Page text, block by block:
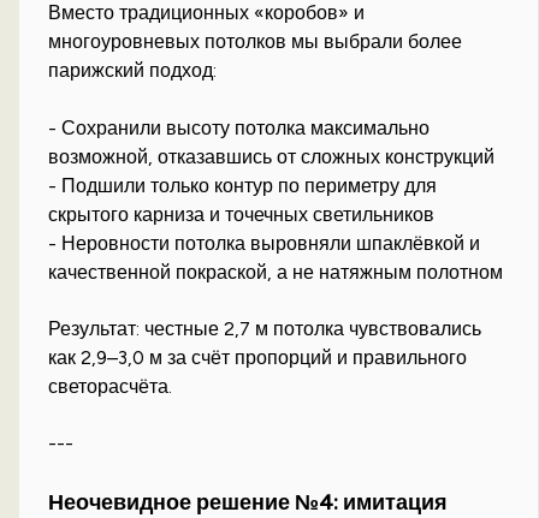
Вместо традиционных «коробов» и
многоуровневых потолков мы выбрали более
парижский подход:
- Сохранили высоту потолка максимально
возможной, отказавшись от сложных конструкций
- Подшили только контур по периметру для
скрытого карниза и точечных светильников
- Неровности потолка выровняли шпаклёвкой и
качественной покраской, а не натяжным полотном
Результат: честные 2,7 м потолка чувствовались
как 2,9–3,0 м за счёт пропорций и правильного
светорасчёта.
---
Неочевидное решение №4: имитация